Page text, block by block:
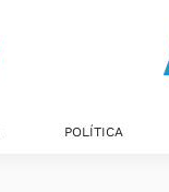
POLÍTICA